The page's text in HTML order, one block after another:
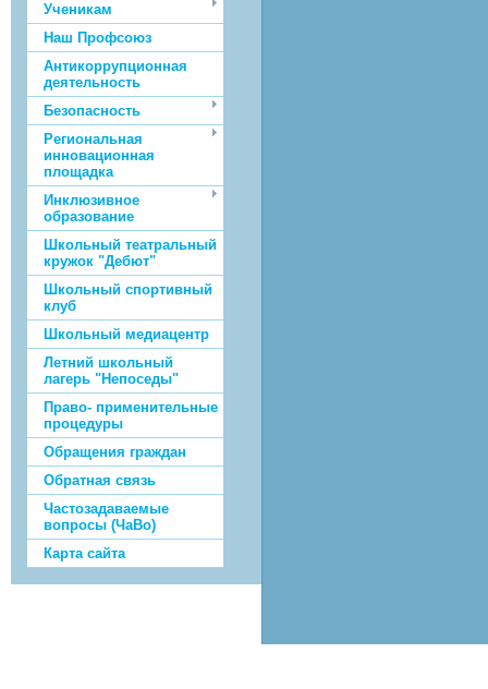
Ученикам
Наш Профсоюз
Антикоррупционная
деятельность
Безопасность
Региональная
инновационная
площадка
Инклюзивное
образование
Школьный театральный
кружок "Дебют"
Школьный спортивный
клуб
Школьный медиацентр
Летний школьный
лагерь "Непоседы"
Право- применительные
процедуры
Обращения граждан
Обратная связь
Частозадаваемые
вопросы (ЧаВо)
Карта сайта